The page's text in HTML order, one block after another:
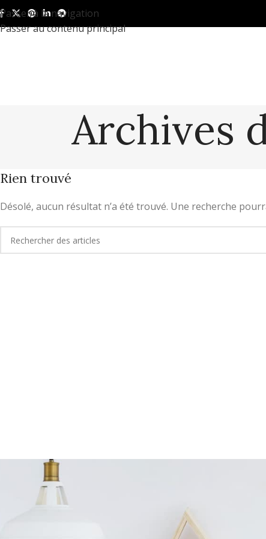
Passer à la navigation
Passer au contenu principal
Archives
Rien trouvé
Désolé, aucun résultat n’a été trouvé. Une recherche